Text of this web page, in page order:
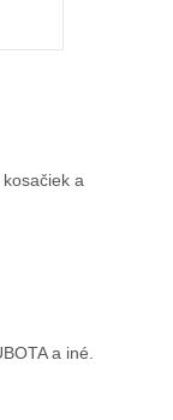
a
a iné.